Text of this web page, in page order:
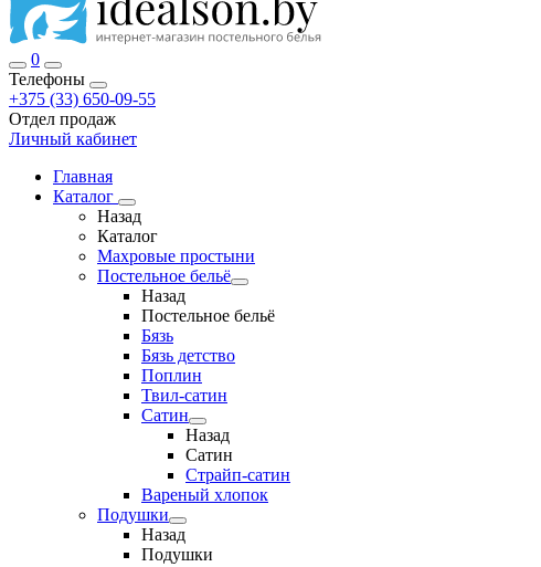
0
Телефоны
+375 (33) 650-09-55
Отдел продаж
Личный кабинет
Главная
Каталог
Назад
Каталог
Махровые простыни
Постельное бельё
Назад
Постельное бельё
Бязь
Бязь детство
Поплин
Твил-сатин
Сатин
Назад
Сатин
Страйп-сатин
Вареный хлопок
Подушки
Назад
Подушки